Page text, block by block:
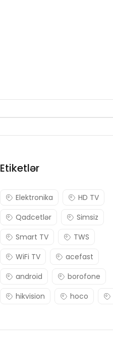
Etiketlər
Elektronika
HD TV
Qadcetlər
Simsiz
Smart TV
TWS
WiFi TV
acefast
android
borofone
hikvision
hoco